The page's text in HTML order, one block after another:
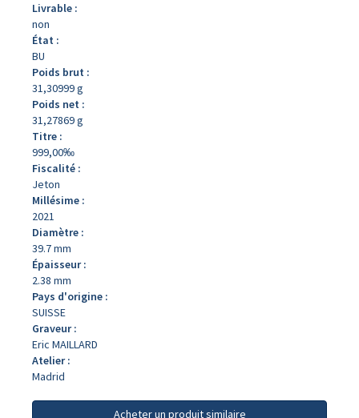
Livrable :
non
État :
BU
Poids brut :
31,30999 g
Poids net :
31,27869 g
Titre :
999,00‰
Fiscalité :
Jeton
Millésime :
2021
Diamètre :
39.7 mm
Épaisseur :
2.38 mm
Pays d'origine :
SUISSE
Graveur :
Eric MAILLARD
Atelier :
Madrid
Acheter un produit similaire